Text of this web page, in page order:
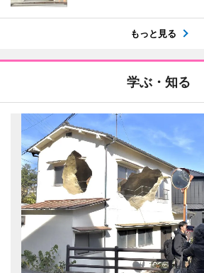
もっと見る
学ぶ・知る